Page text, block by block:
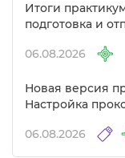
Итоги
подготовка и
06.08.2026
Новая версия
Настройка
06.08.2026